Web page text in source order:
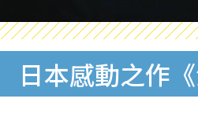
本感動之作《